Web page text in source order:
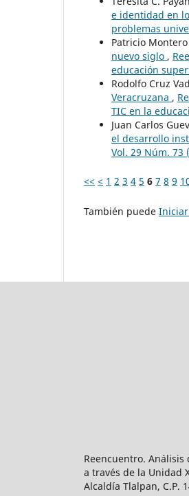
e identidad en
problemas
Patricio Montero
nuevo siglo ,
educación
Rodolfo Cruz
Veracruzana ,
TIC en la
Juan Carlos
el desarrollo
Vol. 29 Núm.
<< < 1 2 3 4 5 6 7 8 9
También puede
Reencuentro.
a través de la Unidad
Alcaldía Tlalpan, C.P.